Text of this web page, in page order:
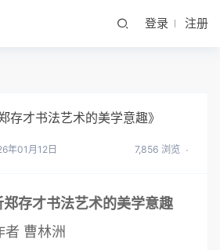
登录 注册
存才书法艺术的美学意趣》
年01月12日 7,856 浏览
郑存才书法艺术的美学意趣
洲